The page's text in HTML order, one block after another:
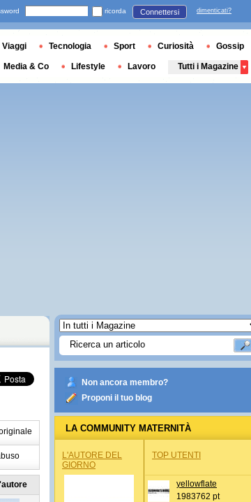
Non ancora membro?
Proponi il tuo blog
LA COMMUNITY MATERNITÀ
L'AUTORE DEL
GIORNO
TOP UTENTI
yellowflate
1983762 pt
ricorda Connettersi dimenticati?
Viaggi Tecnologia Sport Curiosità Gossip
Media & Co Lifestyle Lavoro Tutti i Magazine